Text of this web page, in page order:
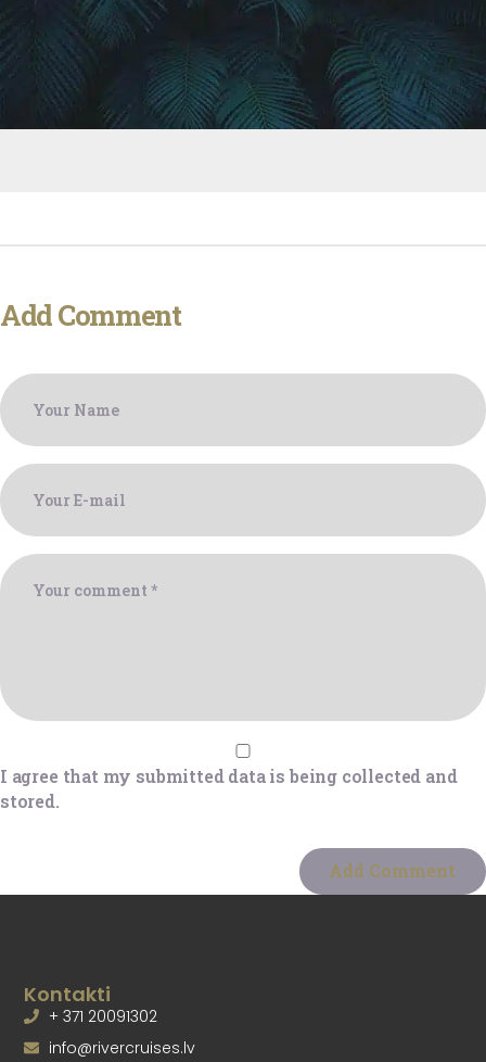
Add Comment
I agree that my submitted data is being collected and
stored.
Kontakti
+ 371 20091302
info@rivercruises.lv